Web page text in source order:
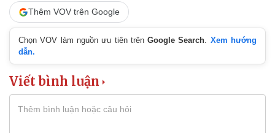
Nam khoa
Làm đẹp - giảm cân
Phòng mạch online
Ăn sạch sống khỏe
Thêm VOV trên Google
Chọn VOV làm nguồn ưu tiên trênGoogle Search. Xem hướng
dẫn.
Viết bình luận